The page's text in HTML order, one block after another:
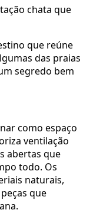
chata que
que reúne
das praias
segredo bem
como espaço
ventilação
abertas que
todo. Os
naturais,
que